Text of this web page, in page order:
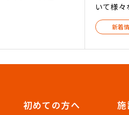
いて様
新着
初めての方へ